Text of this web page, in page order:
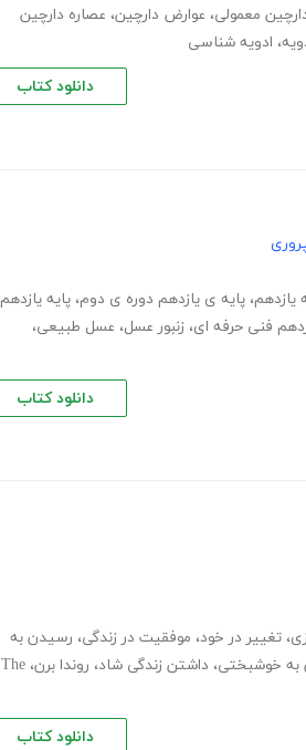
معمولی، عوارض دارچین، عصاره دارچین
، ادویه شناسی
دانلود کتاب
یازدهم، پایه ی یازدهم دوره ی دوم، پایه یازدهم
فنی حرفه ای، زنبور عسل، عسل طبیعی،
دانلود کتاب
، تغییر در خود، موفقیت در زندگی، رسیدن به
به خوشبختی، داشتن زندگی شاد، روندا برن، The
دانلود کتاب